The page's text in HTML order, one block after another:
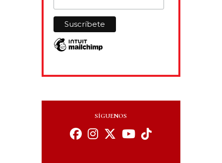
SÍGUENOS